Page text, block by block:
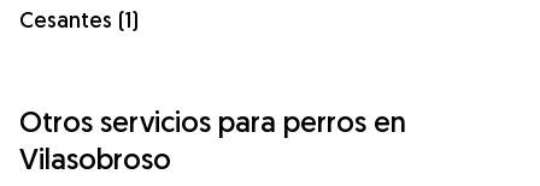
Cesantes (1)
Otros servicios para perros en
Vilasobroso